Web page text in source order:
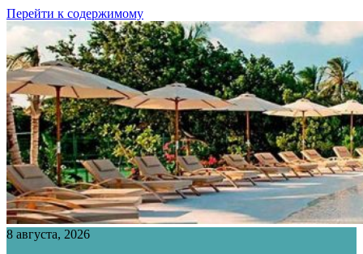
Перейти к содержимому
8 августа, 2026